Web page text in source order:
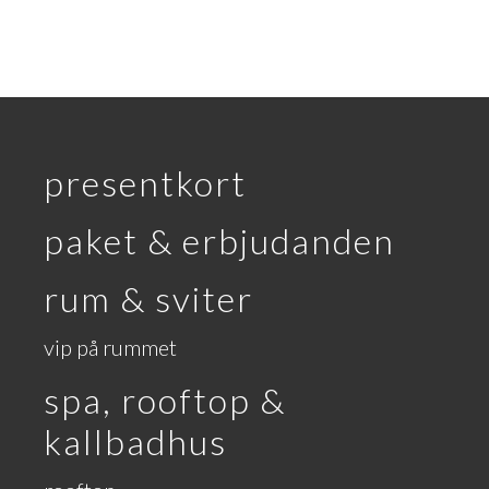
presentkort
paket & erbjudanden
rum & sviter
vip på rummet
spa, rooftop &
kallbadhus